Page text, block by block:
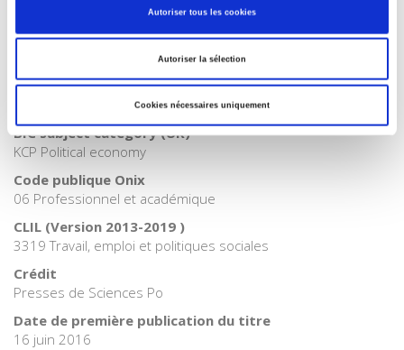
Autoriser tous les cookies
Autoriser la sélection
Cookies nécessaires uniquement
Société
POL024000 POLITICAL SCIENCE / Public Policy / Economic
Policy > POL029000 POLITICAL SCIENCE / Public Policy / Social
BIC subject category (UK)
KCP Political economy
Code publique Onix
06 Professionnel et académique
CLIL (Version 2013-2019 )
3319 Travail, emploi et politiques sociales
Crédit
Presses de Sciences Po
Date de première publication du titre
16 juin 2016